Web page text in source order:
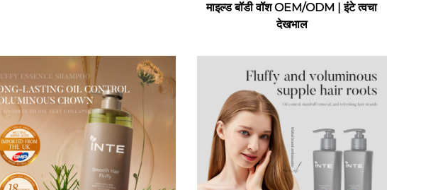
माइल्ड बॉडी वॉश OEM/ODM | इंटे त्वचा
देखभाल